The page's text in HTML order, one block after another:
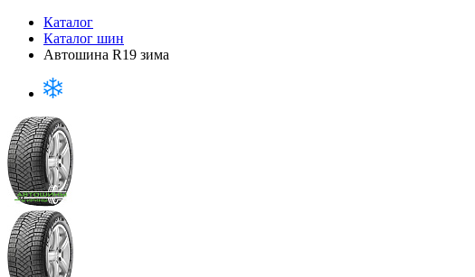
Каталог
Каталог шин
Автошина R19 зима